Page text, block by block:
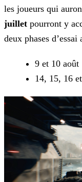
les joueurs qui
juillet pourront y
deux phases
9 et 10 août
14, 15, 16